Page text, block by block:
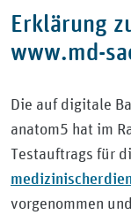
Erklärung
www.md-
Die auf digitale
anatom5 hat im
Testauftrags für
vorgenommen